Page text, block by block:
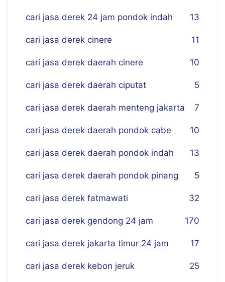
cari jasa derek 24 jam pondok indah 13
cari jasa derek cinere 11
cari jasa derek daerah cinere 10
cari jasa derek daerah ciputat 5
cari jasa derek daerah menteng jakarta 7
cari jasa derek daerah pondok cabe 10
cari jasa derek daerah pondok indah 13
cari jasa derek daerah pondok pinang 5
cari jasa derek fatmawati 32
cari jasa derek gendong 24 jam 170
cari jasa derek jakarta timur 24 jam 17
cari jasa derek kebon jeruk 25